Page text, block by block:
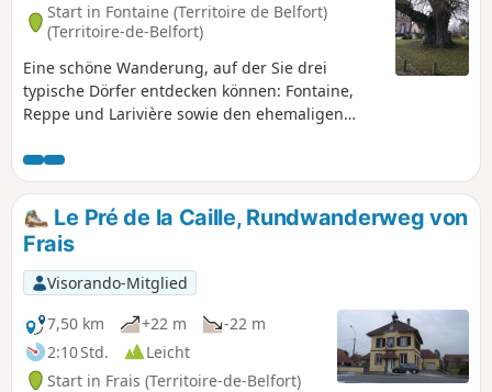
Start in Fontaine (Territoire de Belfort)
(Territoire-de-Belfort)
Eine schöne Wanderung, auf der Sie drei
typische Dörfer entdecken können: Fontaine,
Reppe und Larivière sowie den ehemaligen
wunderschöne Landschaften und herrliche
Ausblicke auf die Vogesen.Diese Wanderung ist
ausgeschildert. 01/2026: Der Weg wurde am
Ortsausgang von Reppe umgeleitet, um den
Verkehr auf der Departementsstraße zu
vermeiden.
Le Pré de la Caille, Rundwanderweg von
Frais
Visorando-Mitglied
7,50 km
+22 m
-22 m
2:10 Std.
Leicht
Start in Frais (Territoire-de-Belfort)